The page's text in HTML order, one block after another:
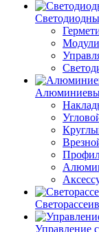
Управление